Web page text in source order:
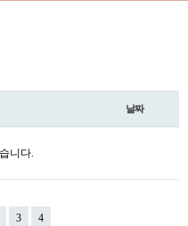
날짜
니다.
3 4